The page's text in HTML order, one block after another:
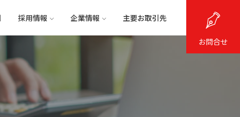
採用情報 企業情報 主要お取引先
お問合せ